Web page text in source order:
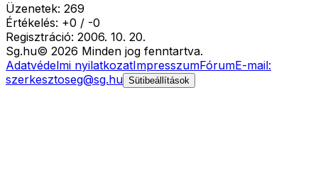
Üzenetek: 269
Értékelés: +0 / -0
Regisztráció: 2006. 10. 20.
Sg.hu© 2026 Minden jog fenntartva.
Adatvédelmi nyilatkozatImpresszumFórumE-mail:
szerkesztoseg@sg.hu Sütibeállítások